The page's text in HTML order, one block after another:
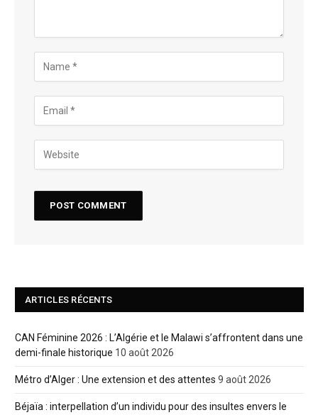
ARTICLES RÉCENTS
CAN Féminine 2026 : L’Algérie et le Malawi s’affrontent dans une
demi-finale historique 10 août 2026
Métro d’Alger : Une extension et des attentes 9 août 2026
Béjaïa : interpellation d’un individu pour des insultes envers le